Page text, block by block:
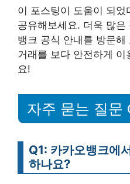
이 포스팅이 도움이 되
공유해보세요. 더욱 많
뱅크 공식 안내를 방문
거래를 보다 안전하게
요!
자주 묻는 질문
Q1: 카카오뱅크에
하나요?